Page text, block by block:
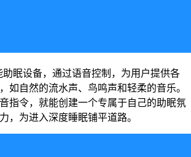
助眠设备，通过语音控制，为用户提供各
如自然的流水声、鸟鸣声和轻柔的音乐。
指令，就能创建一个专属于自己的助眠氛
，为进入深度睡眠铺平道路。